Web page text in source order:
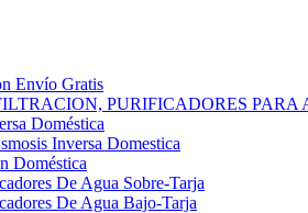
Envío Gratis
PURIFICADORES PARA
Doméstica
Inversa Domestica
Doméstica
De Agua Sobre-Tarja
De Agua Bajo-Tarja